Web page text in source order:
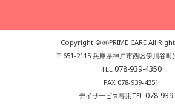
Copyright © ㈱PRIME CARE All
〒651-2115 兵庫県神戸市西区伊川谷町
TEL 078-939-4350
FAX 078-939-4351
デイサービス専用TEL 078-